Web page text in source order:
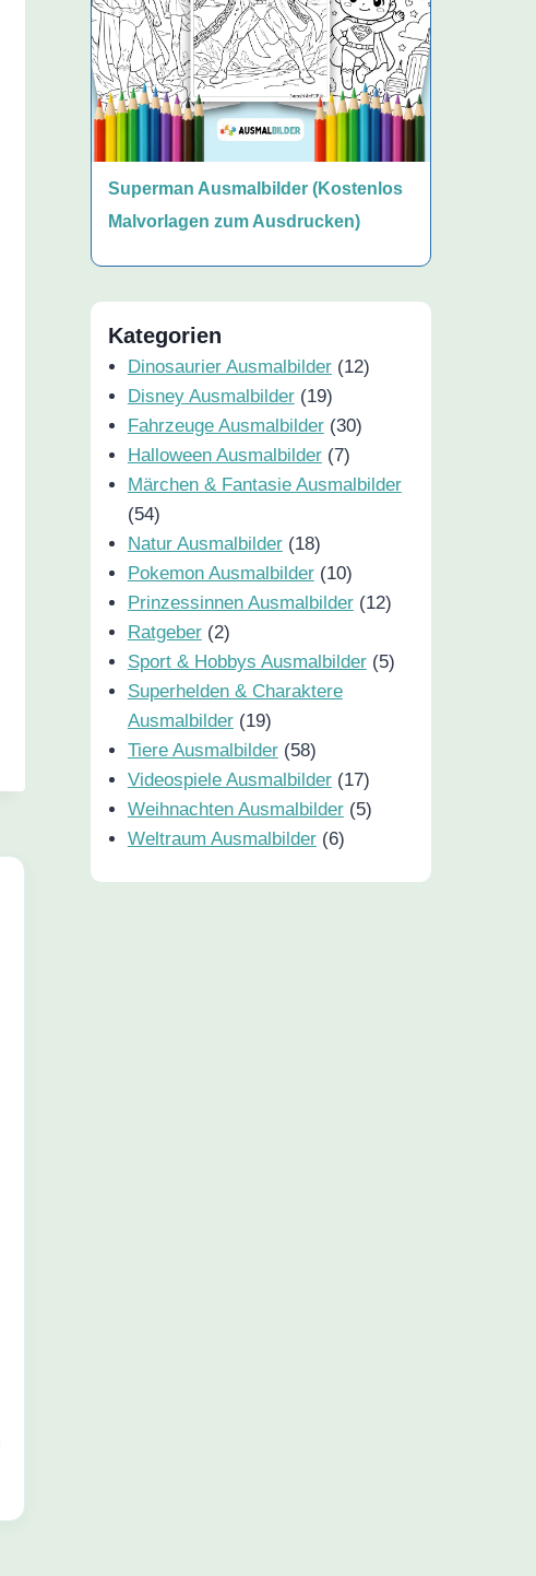
Superman Ausmalbilder (Kostenlos
Malvorlagen zum Ausdrucken)
Kategorien
Dinosaurier Ausmalbilder(12)
Disney Ausmalbilder(19)
Fahrzeuge Ausmalbilder(30)
Halloween Ausmalbilder(7)
Märchen & Fantasie Ausmalbilder
(54)
Natur Ausmalbilder(18)
Pokemon Ausmalbilder(10)
Prinzessinnen Ausmalbilder(12)
Ratgeber(2)
Sport & Hobbys Ausmalbilder(5)
Superhelden & Charaktere
Ausmalbilder(19)
Tiere Ausmalbilder(58)
Videospiele Ausmalbilder(17)
Weihnachten Ausmalbilder(5)
Weltraum Ausmalbilder(6)